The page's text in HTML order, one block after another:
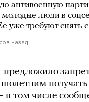
антивоенную
люди в
уже требуют снять
назад
в том числе